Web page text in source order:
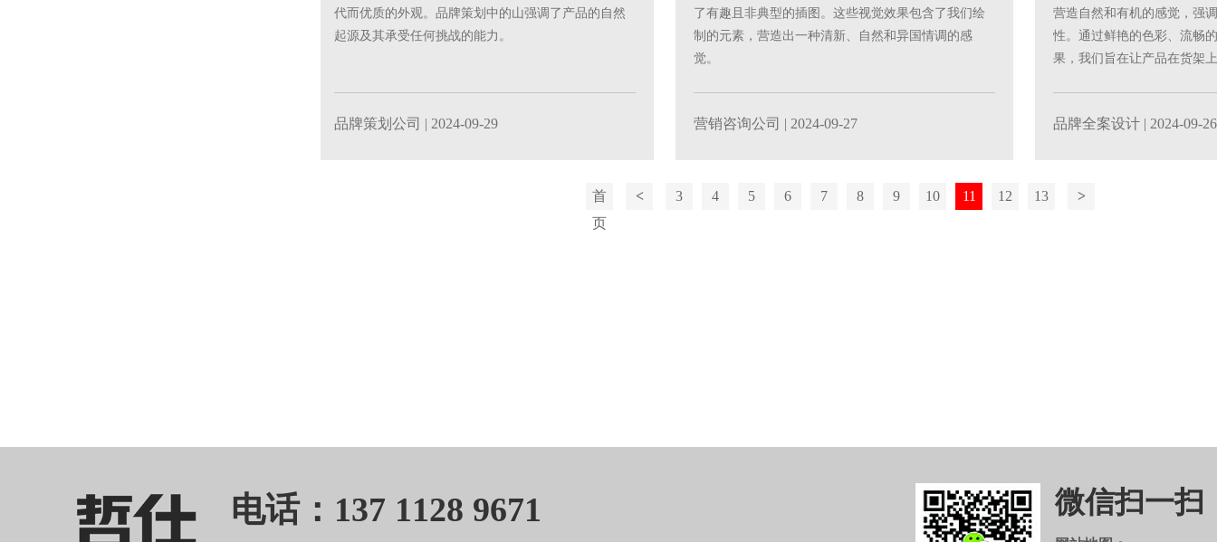
代而优质的外观。品牌策划中的山强调了产品的自然
起源及其承受任何挑战的能力。
品牌策划公司 | 2024-09-29
了有趣且非典型的插图。这些视觉效果包含了我们绘
制的元素，营造出一种清新、自然和异国情调的感
觉。
营销咨询公司 | 2024-09-27
营造自然和有机的感觉，强
性。通过鲜艳的色彩、流畅
果，我们旨在让产品在货架
品牌全案设计| 2024-09-26
首
页
< 3 4 5 6 7 8 9 10 11 12 13 >
电话：137 1128 9671 微信扫一扫